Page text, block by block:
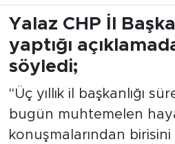
Yalaz CHP İl
yaptığı
söyledi;
"Üç yıllık il başkanlığı
bugün muhtemelen
konuşmalarından birisini